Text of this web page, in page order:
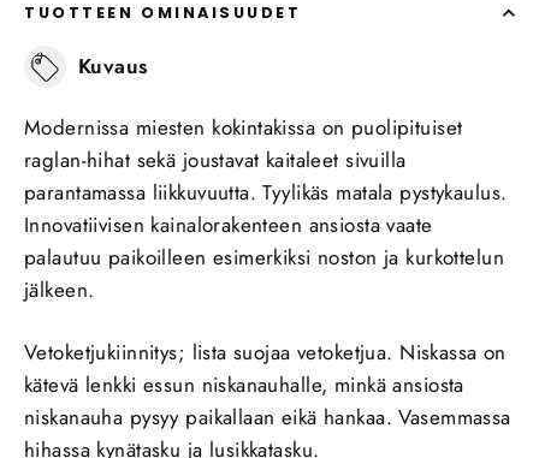
TUOTTEEN OMINAISUUDET
Kuvaus
Modernissa miesten kokintakissa on puolipituiset
raglan-hihat sekä joustavat kaitaleet sivuilla
parantamassa liikkuvuutta. Tyylikäs matala pystykaulus.
Innovatiivisen kainalorakenteen ansiosta vaate
palautuu paikoilleen esimerkiksi noston ja kurkottelun
jälkeen.
Vetoketjukiinnitys; lista suojaa vetoketjua. Niskassa on
kätevä lenkki essun niskanauhalle, minkä ansiosta
niskanauha pysyy paikallaan eikä hankaa. Vasemmassa
hihassa kynätasku ja lusikkatasku.